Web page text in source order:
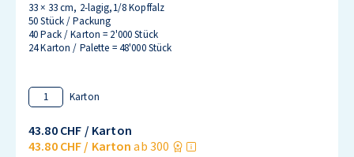
33 × 33 cm, 2-lagig,1/8 Kopffalz
50 Stück / Packung
40 Pack / Karton = 2'000 Stück
24 Karton / Palette = 48'000 Stück
Karton
43.80 CHF/ Karton
43.80 CHF/ Karton ab 300